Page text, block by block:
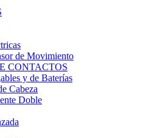
de Movimiento
CONTACTOS
y de Baterías
Cabeza
Doble